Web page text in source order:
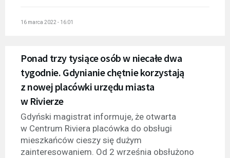
16 marca 2022 - 16:01
Ponad trzy tysiące osób w niecałe dwa
tygodnie. Gdynianie chętnie korzystają
z nowej placówki urzędu miasta
w Rivierze
Gdyński magistrat informuje, że otwarta
w Centrum Riviera placówka do obsługi
mieszkańców cieszy się dużym
zainteresowaniem. Od 2 września obsłużono